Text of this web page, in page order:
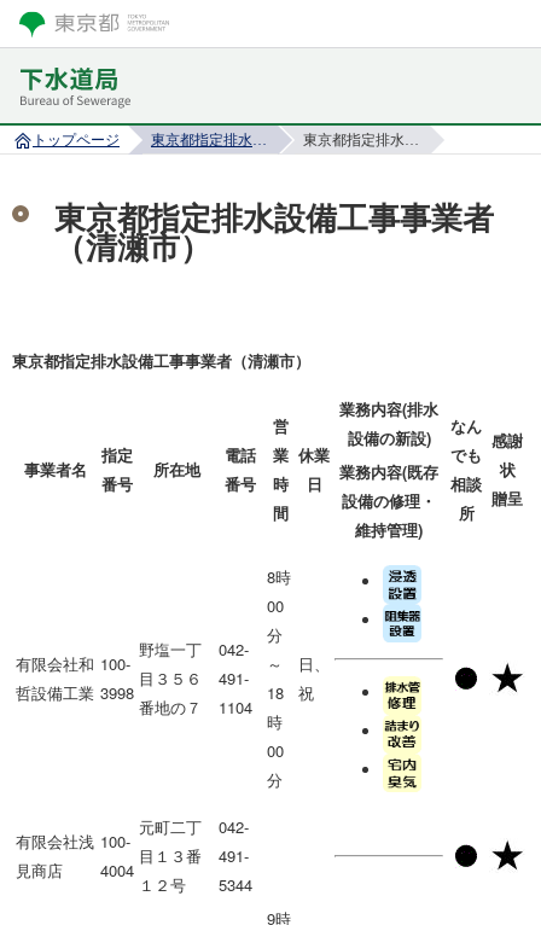
トップページ 東京都指定排水設備工事事業者 東京都指定排水設備工事事業者（清瀬市）
東京都指定排水設備工事事業者
（清瀬市）
東京都指定排水設備工事事業者（清瀬市）
事業者名
指定
番号
所在地
電話
番号
営
業
時
間
休業
日
業務内容(排水
設備の新設)
なん
でも
相談
所
感謝
状
贈呈
業務内容(既存
設備の修理・
維持管理)
有限会社和
哲設備工業
100-
3998
野塩一丁
目３５６
番地の７
042-
491-
1104
8時
00
分
～
18
時
00
分
日、
祝
有限会社浅
見商店
100-
4004
元町二丁
目１３番
１２号
042-
491-
5344
9時